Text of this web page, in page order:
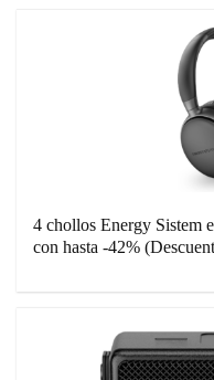
4 chollos Energy Sistem
con hasta -42%